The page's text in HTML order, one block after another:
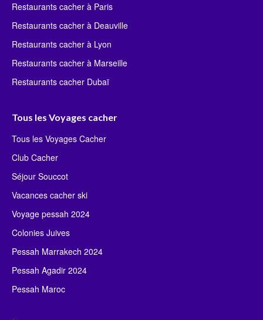
Restaurants cacher à Paris
Restaurants cacher à Deauville
Restaurants cacher à Lyon
Restaurants cacher à Marseille
Restaurants cacher Dubaï
Tous les Voyages cacher
Tous les Voyages Cacher
Club Cacher
Séjour Souccot
Vacances cacher ski
Voyage pessah 2024
Colonies Juives
Pessah Marrakech 2024
Pessah Agadir 2024
Pessah Maroc